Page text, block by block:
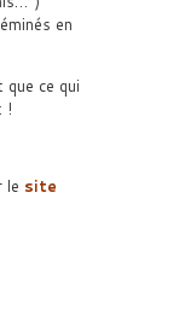
en
ce qui
!
le site